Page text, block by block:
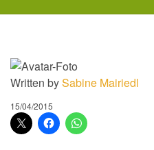
Written bySabine Mairiedl
15/04/2015